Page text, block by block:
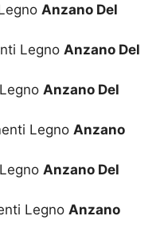
Anzano Del
Legno Anzano Del
Anzano Del
Legno Anzano
Anzano Del
Legno Anzano